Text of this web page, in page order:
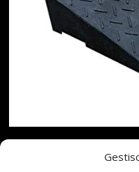
Realizzato con